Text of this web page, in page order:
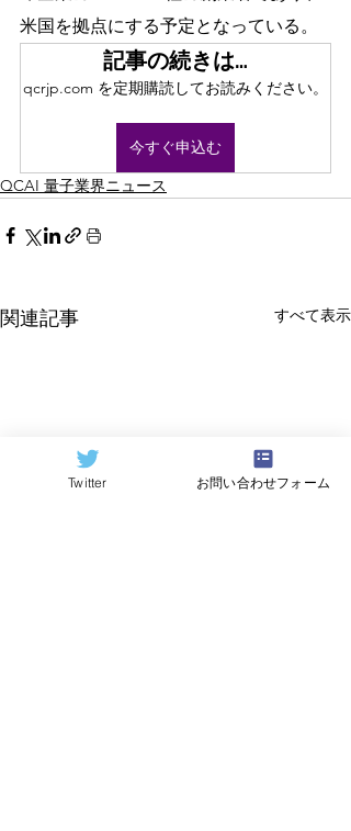
米国を拠点にする予定となっている。
記事の続きは…
qcrjp.com を定期購読してお読みください。
今すぐ申込む
QCAI 量子業界ニュース
関連記事 すべて表示
Twitter お問い合わせフォーム